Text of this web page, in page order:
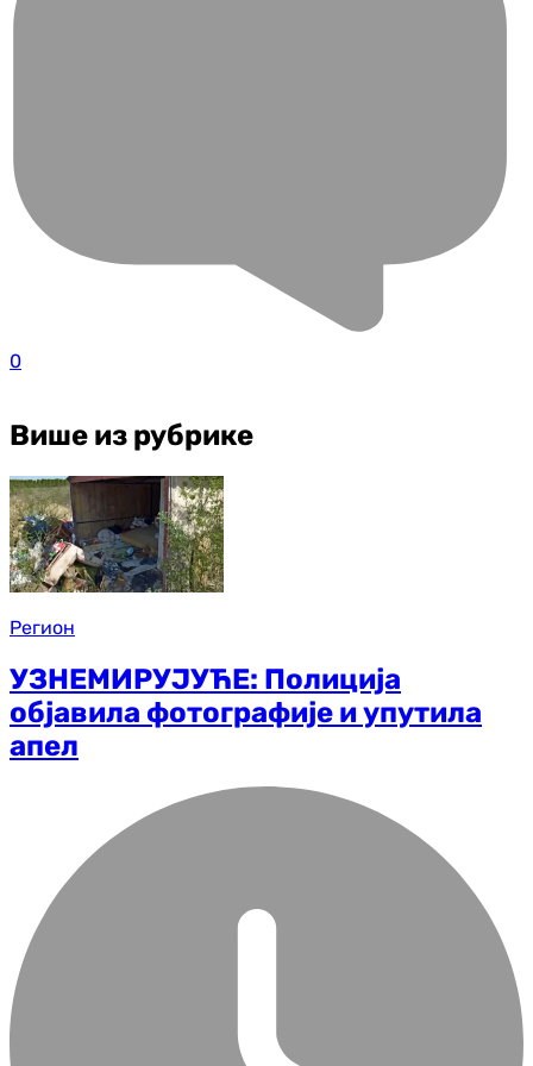
0
Више из рубрике
Регион
УЗНЕМИРУЈУЋЕ: Полиција
објавила фотографије и упутила
апел